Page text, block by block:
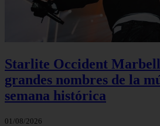
Starlite Occident
grandes nombres de la
semana histórica
01/08/2026